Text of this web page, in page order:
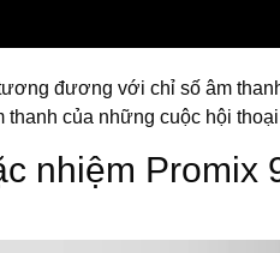
đương với chỉ số âm
của những cuộc hội
nhiệm Promix